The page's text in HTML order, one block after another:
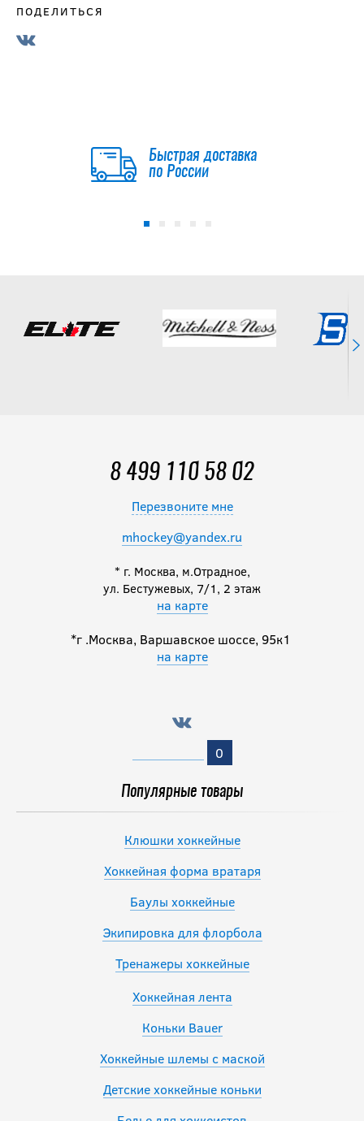
ПОДЕЛИТЬСЯ
Быстрая доставка
по России
8 499 110 58 02
Перезвоните мне
mhockey@yandex.ru
* г. Москва, м.Отрадное,
ул. Бестужевых, 7/1, 2 этаж
на карте
*г .Москва, Варшавское шоссе, 95к1
на карте
0
Популярные товары
Клюшки хоккейные
Хоккейная форма вратаря
Баулы хоккейные
Экипировка для флорбола
Тренажеры хоккейные
Хоккейная лента
Коньки Bauer
Хоккейные шлемы с маской
Детские хоккейные коньки